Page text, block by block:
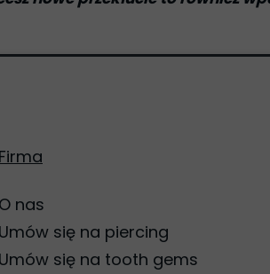
Firma
O nas
Umów się na piercing
Umów się na tooth gems